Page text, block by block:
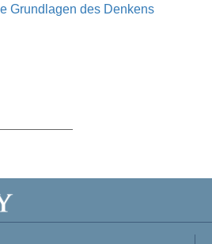
Grundlagen des Denkens